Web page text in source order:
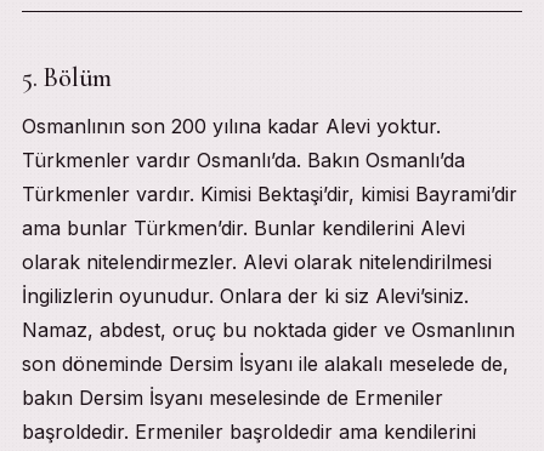
5. Bölüm
Osmanlının son 200 yılına kadar Alevi yoktur.
Türkmenler vardır Osmanlı’da. Bakın Osmanlı’da
Türkmenler vardır. Kimisi Bektaşi’dir, kimisi Bayrami’dir
ama bunlar Türkmen’dir. Bunlar kendilerini Alevi
olarak nitelendirmezler. Alevi olarak nitelendirilmesi
İngilizlerin oyunudur. Onlara der ki siz Alevi’siniz.
Namaz, abdest, oruç bu noktada gider ve Osmanlının
son döneminde Dersim İsyanı ile alakalı meselede de,
bakın Dersim İsyanı meselesinde de Ermeniler
başroldedir. Ermeniler başroldedir ama kendilerini